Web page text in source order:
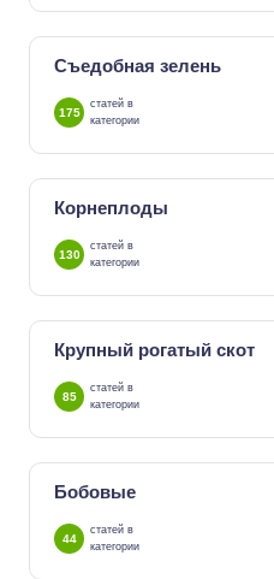
Съедобная зелень
175
статей в
категории
Корнеплоды
130
статей в
категории
Крупный рогатый скот
85
статей в
категории
Бобовые
44
статей в
категории